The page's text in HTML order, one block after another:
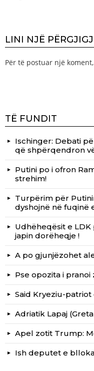
LINI NJË
Për të postuar një
TË FUNDIT
Ischinger: Debati
që shpërqendron
Putini po i ofron
strehim!
Turpërim për
dyshojnë në fuqinë
Udhëheqësit e
japin dorëheqje !
A po gjunjëzohet
Pse opozita i
Said Kryeziu-
Adriatik Lapaj
Apel zotit Trump:
Ish deputet e